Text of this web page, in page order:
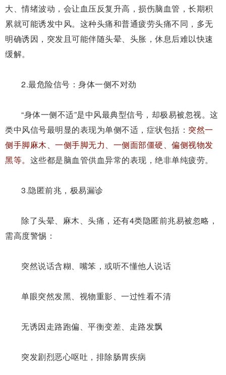
大、情绪波动，会让血压反复升高，损伤脑血管，长期积
累就可能诱发中风。 这种头痛和普通疲劳头痛不同，多无
明确诱因，突发且可能伴随头晕、头胀，休息后难以快速
缓解。
2.最危险信号：身体一侧不对劲
“身体一侧不适”是中风最典型信号，却极易被忽视。 这
类中风信号最明显的表现为单侧不适 ，症状包括： 突然一
侧手脚麻木、一侧手脚无力、一侧面部僵硬、偏侧视物发
黑等。 这些都是脑血管供血异常的表现，绝非单纯疲劳。
3.隐匿前兆，极易漏诊
除了头晕、麻木、头痛，还有4类隐匿前兆易被忽略，
需高度警惕：
突然说话含糊、嘴笨，或听不懂他人说话
单眼突然发黑、视物重影、一过性看不清
无诱因走路跑偏、平衡变差、走路发飘
突发剧烈恶心呕吐，排除肠胃疾病